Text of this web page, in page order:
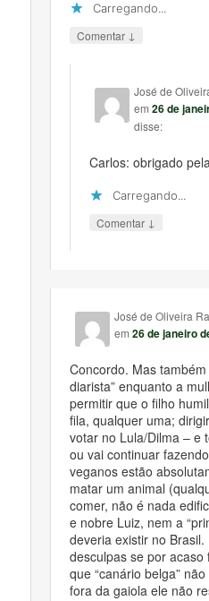
Carregando...
Comentar ↓
José de
em26 de
disse:
Carlos: obrigado
Carregando...
Comentar ↓
José de Oliveira
em26 de janeiro
Concordo. Mas
diarista” enquanto a
permitir que o filho
fila, qualquer uma;
votar no Lula/Dilma – e
ou vai continuar
veganos estão
matar um animal
comer, não é nada
e nobre Luiz, nem a
deveria existir no
desculpas se por
que “canário belga”
fora da gaiola ele não